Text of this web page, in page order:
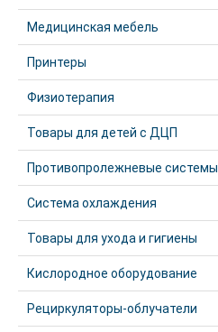
Медицинская мебель
Принтеры
Физиотерапия
Товары для детей с ДЦП
Противопролежневые системы
Система охлаждения
Товары для ухода и гигиены
Кислородное оборудование
Рециркуляторы-облучатели